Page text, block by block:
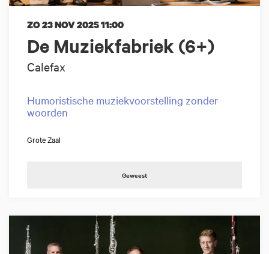
De Muziekfabriek (6+)
Calefax
ZO 23 NOV 202511:00
Humoristische muziekvoorstelling zonder
woorden
Grote Zaal
Geweest